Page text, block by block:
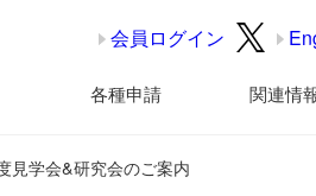
会員ログイン
各種申請 関連情
学会&研究会のご案内